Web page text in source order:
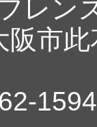
レン
阪市